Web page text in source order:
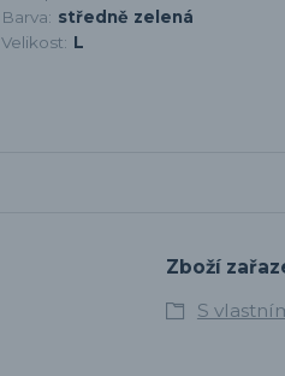
Barva: středně zelená
Velikost: L
Zboží
S